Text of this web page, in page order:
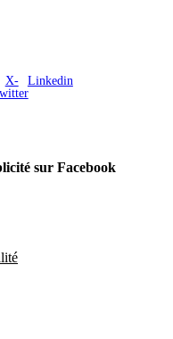
X-
Linkedin
sur Facebook